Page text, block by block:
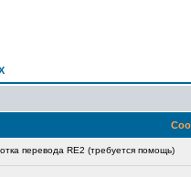
перевода RE2 (требуется помощь)